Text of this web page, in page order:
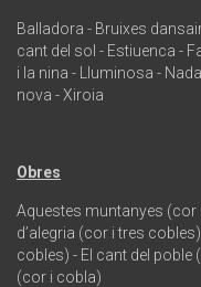
Balladora - Bruixes
cant del sol - Estiuenca -
i la nina - Lluminosa -
nova - Xiroia
Obres
Aquestes muntanyes (cor
d’alegria (cor i tres
cobles) - El cant del poble
(cor i cobla)